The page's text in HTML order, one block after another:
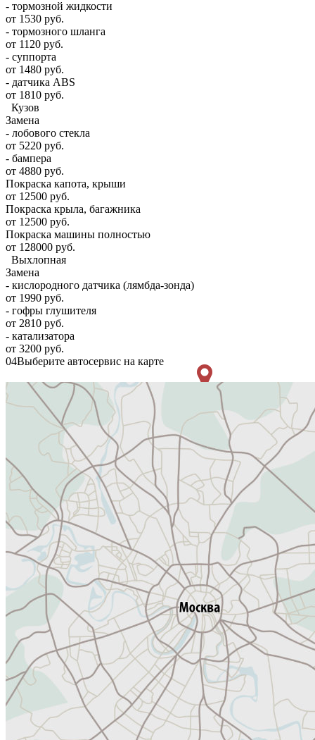
- тормозной жидкости
от 1530 руб.
- тормозного шланга
от 1120 руб.
- суппорта
от 1480 руб.
- датчика ABS
от 1810 руб.
Кузов
Замена
- лобового стекла
от 5220 руб.
- бампера
от 4880 руб.
Покраска капота, крыши
от 12500 руб.
Покраска крыла, багажника
от 12500 руб.
Покраска машины полностью
от 128000 руб.
Выхлопная
Замена
- кислородного датчика (лямбда-зонда)
от 1990 руб.
- гофры глушителя
от 2810 руб.
- катализатора
от 3200 руб.
04Выберите автосервис на карте